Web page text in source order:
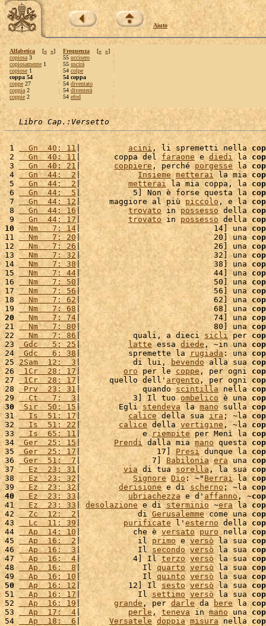
Aiuto
Alfabetica [« »]
copiosa 3
copiosamente 1
copiose 1
coppa 54
coppe 27
coppia 2
coppie 2
Frequenza [« »]
55 uccisero
55 uscirà
54 colpe
54 coppa
54 diventato
54 diventerà
54 efod
Libro Cap.:Versetto
1
  Gn  40: 11
| acini , li spremetti nella
2
  Gn  40: 11
|       coppa del faraone e diedi la
3
  Gn  40: 21
| coppiere , perché porgesse la
4
  Gn  44:  2
| Insieme metterai la mia
5
  Gn  44:  2
| metterai la mia coppa, la
6
  Gn  44:  5
|           5] Non è forse questa la
7
  Gn  44: 12
|      maggiore al più piccolo , e la
8
  Gn  44: 16
| trovato in possesso della
9
  Gn  44: 17
| trovato in possesso della
10
  Nm   7: 14
|                            14] una
11
  Nm   7: 20
|                            20] una
12
  Nm   7: 26
|                            26] una
13
  Nm   7: 32
|                            32] una
14
  Nm   7: 38
|                            38] una
15
  Nm   7: 44
|                            44] una
16
  Nm   7: 50
|                            50] una
17
  Nm   7: 56
|                            56] una
18
  Nm   7: 62
|                            62] una
19
  Nm   7: 68
|                            68] una
20
  Nm   7: 74
|                            74] una
21
  Nm   7: 80
|                            80] una
22
  Nm   7: 86
|           quali, a dieci sicli per
23
Gdc   5: 25 | latte essa diede , ~in una
24
Gdc   6: 38|          spremette la rugiada : una
25 2Sam  12:  3 |           di lui, bevendo alla sua
26 1Cr  28: 17 | oro per le coppe, per ogni
27 1Cr  28: 17 |      quello dell' argento , per ogni
28 Prv  23: 31 |             quando scintilla nella
29
  Ct   7:  3
|           3] Il tuo ombelico è una
30
Sir  50: 15|        Egli stendeva la mano sulla
31
  Is  51: 17
| calice della sua ira; ~la
32
  Is  51: 22
| calice della vertigine , ~la
33
  Is  65: 11
|             e riempite per Menì la
34 Ger  25: 15| Prendi dalla mia mano questa
35 Ger  25: 17|                17] Presi dunque la
36 Ger  51:  7 |               7] Babilonia era una
37
  Ez  23: 31
| via di tua sorella , la sua
38
  Ez  23: 32
| Signore Dio : ~" Berrai la
39
  Ez  23: 32
| derisione e di scherno; ~la
40
  Ez  23: 33
| ubriachezza e d' affanno , ~
41
  Ez  23: 33
| desolazione e di sterminio ~era la
42
  Zc  12:  2
|            di Gerusalemme come una
43
  Lc  11: 39
| purificate l'esterno della
44
  Ap  14: 10
|           che è versato puro nella
45
  Ap  16:  2
|            il primo e versò la sua
46
  Ap  16:  3
|            Il secondo versò la sua
47
  Ap  16:  4
|           4] Il terzo versò la sua
48
  Ap  16:  8
|             Il quarto versò la sua
49
  Ap  16: 10
|             Il quinto versò la sua
50
  Ap  16: 12
|          12] Il sesto versò la sua
51
  Ap  16: 17
|            Il settimo versò la sua
52
  Ap  16: 19
| grande , per darle da bere la
53
  Ap  17:  4
| perle , teneva in mano una
54
  Ap  18:  6
| Versatele doppia misura nella